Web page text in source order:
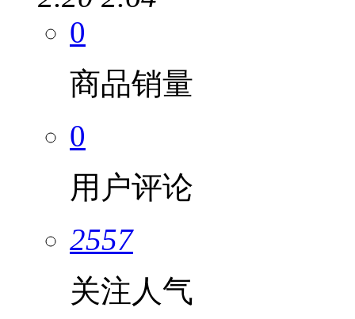
0
商品销量
0
用户评论
2557
关注人气